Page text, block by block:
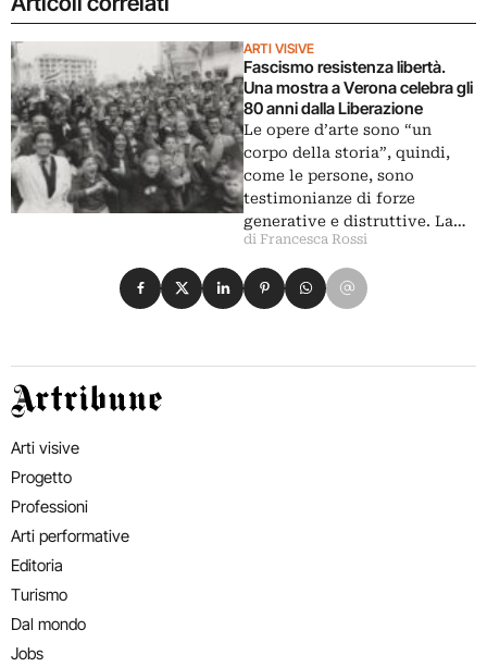
ARTI VISIVE
Fascismo resistenza libertà.
Una mostra a Verona celebra gli
80 anni dalla Liberazione
Le opere d’arte sono “un
corpo della storia”, quindi,
come le persone, sono
testimonianze di forze
generative e distruttive. La…
di Francesca Rossi
Condividi su Facebook
Condividi su X
Condividi su LinkedIn
Condividi su Pinterest
Condividi su WhatsApp
Condividi su Email
Artribune
Arti visive
Progetto
Professioni
Arti performative
Editoria
Turismo
Dal mondo
Jobs